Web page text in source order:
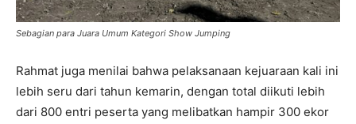
Sebagian para Juara Umum Kategori Show Jumping
Rahmat juga menilai bahwa pelaksanaan kejuaraan kali ini
lebih seru dari tahun kemarin, dengan total diikuti lebih
dari 800 entri peserta yang melibatkan hampir 300 ekor